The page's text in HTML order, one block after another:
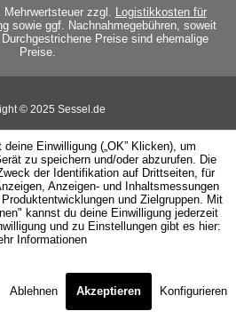
zzgl. Logistikkosten für
sowie ggf. Nachnahmegebühren, soweit
Preise sind ehemalige
Preise.
© 2025 Sessel.de
Einwilligung („OK” Klicken), um
zu speichern und/oder abzurufen. Die
der Identifikation auf Drittseiten, für
Anzeigen- und Inhaltsmessungen
und Zielgruppen. Mit
kannst du deine Einwilligung jederzeit
und zu Einstellungen gibt es hier:
Informationen
Ablehnen Akzeptieren Konfigurieren